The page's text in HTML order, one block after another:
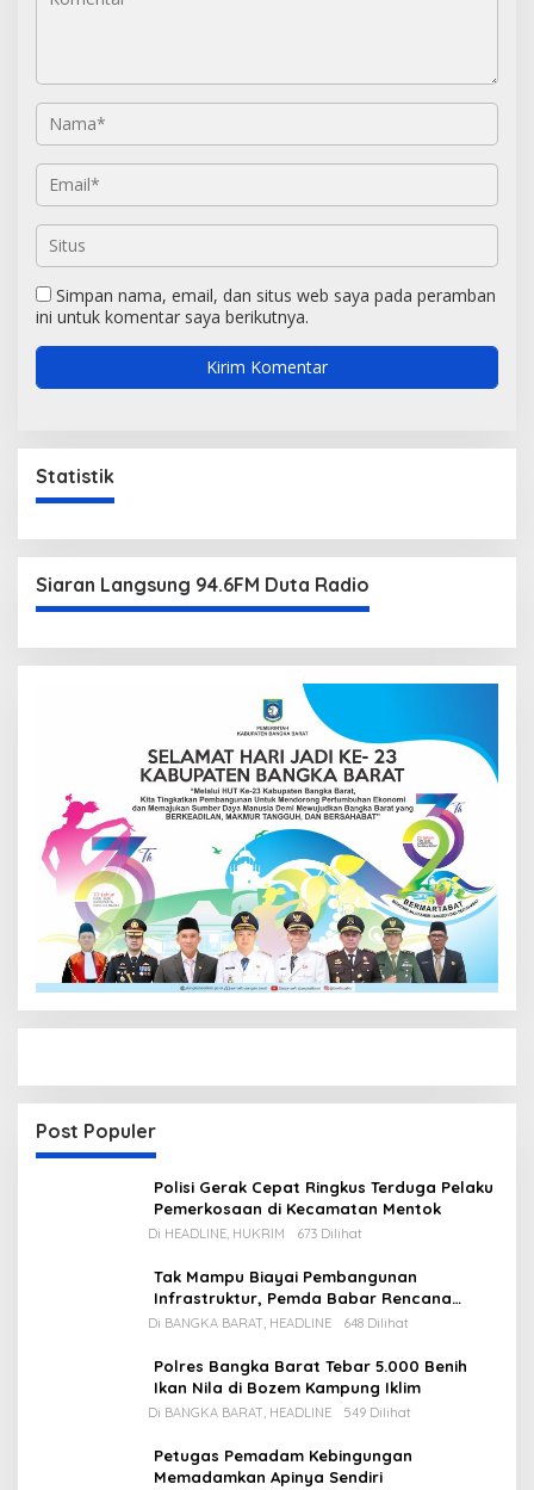
Simpan nama, email, dan situs web saya pada peramban
ini untuk komentar saya berikutnya.
Statistik
Siaran Langsung 94.6FM Duta Radio
Post Populer
Polisi Gerak Cepat Ringkus Terduga Pelaku
Pemerkosaan di Kecamatan Mentok
Di HEADLINE, HUKRIM 673 Dilihat
Tak Mampu Biayai Pembangunan
Infrastruktur, Pemda Babar Rencana
Utang Rp65 M
Di BANGKA BARAT, HEADLINE 648 Dilihat
Polres Bangka Barat Tebar 5.000 Benih
Ikan Nila di Bozem Kampung Iklim
Di BANGKA BARAT, HEADLINE 549 Dilihat
Petugas Pemadam Kebingungan
Memadamkan Apinya Sendiri